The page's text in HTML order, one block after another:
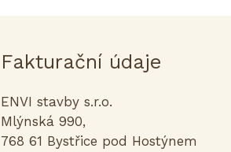
Fakturační údaje
ENVI stavby s.r.o.
Mlýnská 990,
768 61 Bystřice pod Hostýnem